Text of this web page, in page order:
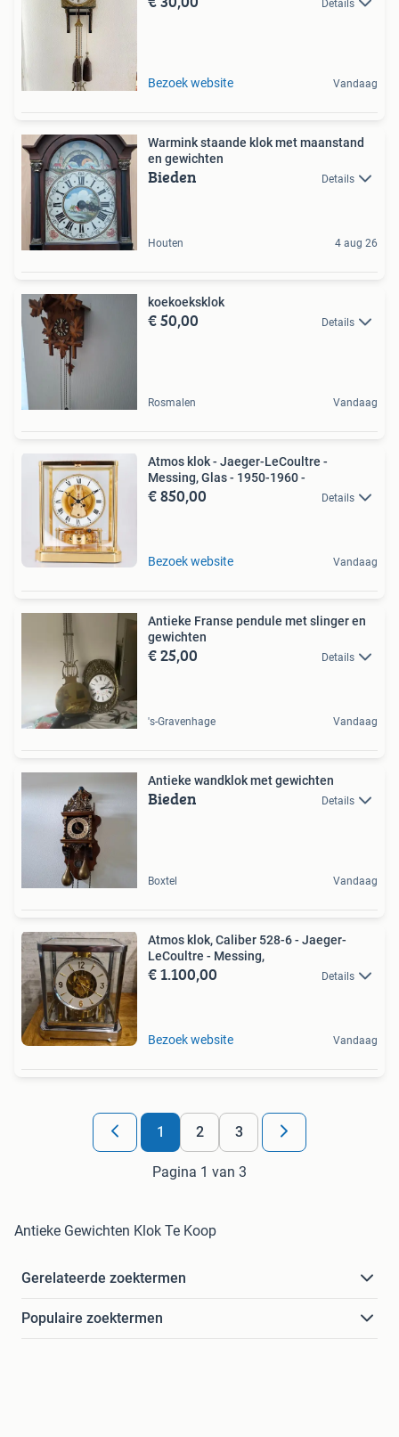
Details
Bezoek website Vandaag
Warmink staande klok met maanstand
en gewichten
Bieden Details
Houten 4 aug 26
koekoeksklok
€ 50,00 Details
Rosmalen Vandaag
Atmos klok - Jaeger-LeCoultre -
Messing, Glas - 1950-1960 -
€ 850,00 Details
Bezoek website Vandaag
Antieke Franse pendule met slinger en
gewichten
€ 25,00 Details
's-Gravenhage Vandaag
Antieke wandklok met gewichten
Bieden Details
Boxtel Vandaag
Atmos klok, Caliber 528-6 - Jaeger-
LeCoultre - Messing,
€ 1.100,00 Details
Bezoek website Vandaag
1 2 3
Pagina 1 van 3
Antieke Gewichten Klok Te Koop
Gerelateerde zoektermen
Populaire zoektermen